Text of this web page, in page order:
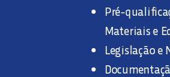
Pré-
Materiais e
Legislação e